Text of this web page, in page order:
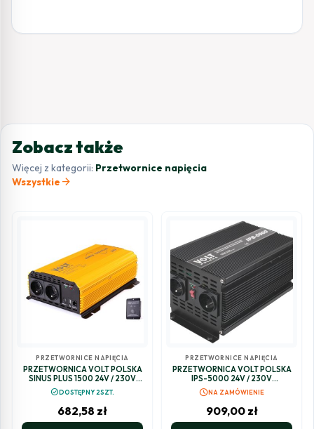
Zobacz także
Więcej z kategorii: Przetwornice napięcia
Wszystkie arrow_forward
PRZETWORNICE NAPIĘCIA
PRZETWORNICA VOLT POLSKA
SINUS PLUS 1500 24V / 230V
check_circleDOSTĘPNY 2SZT.
682,58 zł
PRZETWORNICE NAPIĘCIA
PRZETWORNICA VOLT POLSKA
IPS-5000 24V / 230V
2500/5000 W
scheduleNA ZAMÓWIENIE
909,00 zł